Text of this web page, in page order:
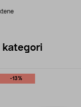
kategori
-13%